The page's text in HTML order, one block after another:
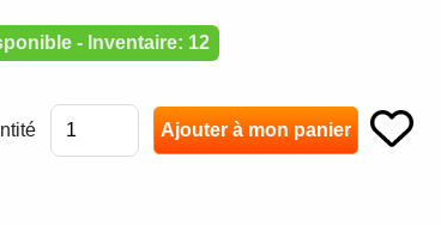
- Inventaire: 12